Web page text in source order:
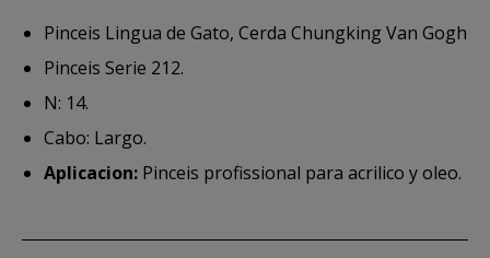
Pinceis Lingua de Gato, Cerda Chungking Van Gogh
Pinceis Serie 212.
N: 14.
Cabo: Largo.
Aplicacion: Pinceis profissional para acrilico y oleo.